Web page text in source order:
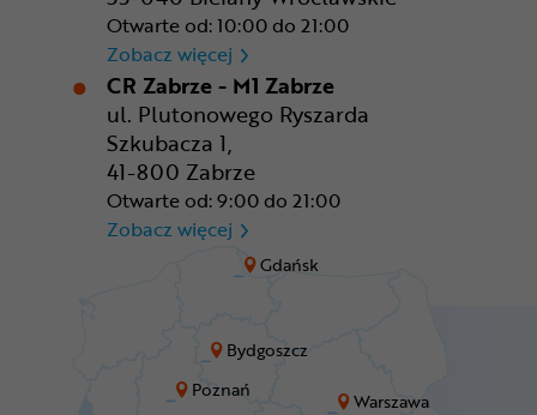
Bydgoszcz
Gdańsk
Poznań Warszawa
Otwarte od: 10:00 do 21:00
Zobacz więcej CR Wrocław - CH Aleja
CR Zabrze - M1 Zabrze
ul. Plutonowego Ryszarda
Szkubacza 1,
41-800 Zabrze
Otwarte od: 9:00 do 21:00
Zobacz więcej CR Zabrze - M1 Zabrze